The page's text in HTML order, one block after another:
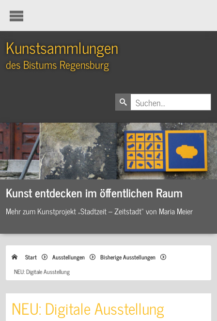
Kunstsammlungen
des Bistums Regensburg
Kunst entdecken im öffentlichen Raum
Mehr zum Kunstprojekt „Stadtzeit – Zeitstadt“ von Maria Meier
Start Ausstellungen
Bisherige Ausstellungen
NEU: Digitale Ausstellung
NEU: Digitale Ausstellung